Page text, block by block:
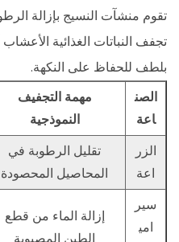
تقوم منشآت النسيج بإزالة
تجفف النباتات الغذائية
بلطف للحفاظ على النكهة.
الصن
اعة
مهمة التجفيف
النموذجية
الزر
اعة
تقليل الرطوبة في
المحاصيل المحصودة
سير
امي
إزالة الماء من قطع
الطين المصبوبة